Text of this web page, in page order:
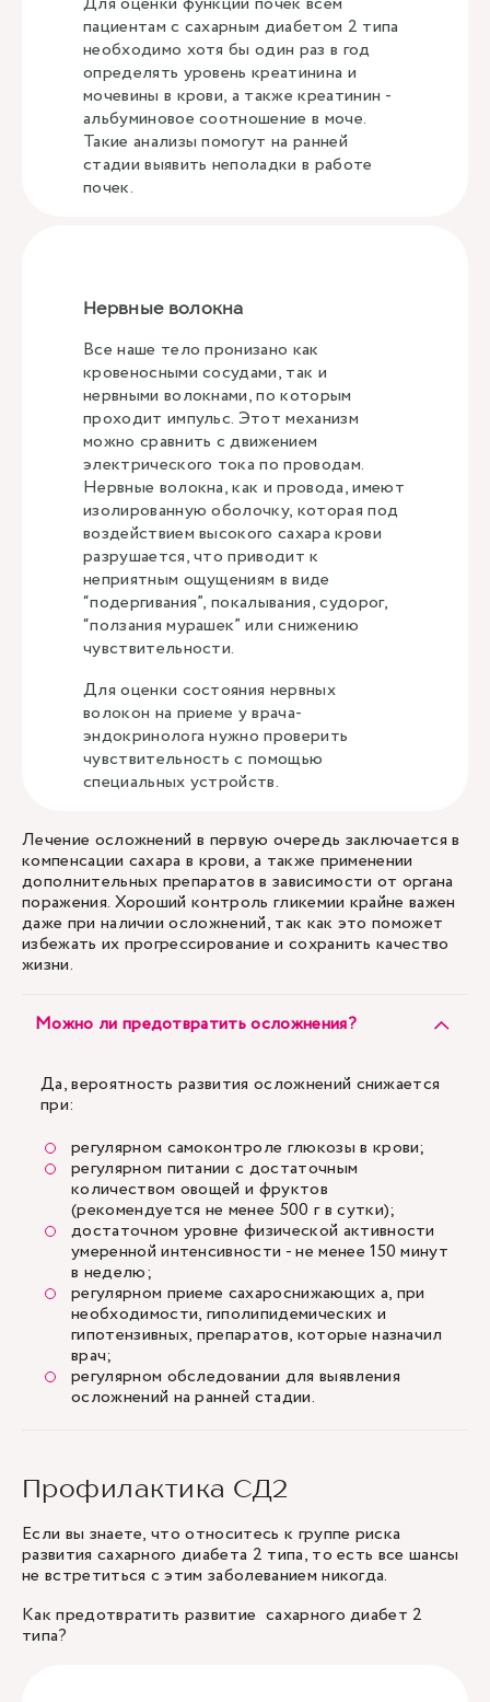
пациентам с сахарным диабетом 2 типа
необходимо хотя бы один раз в год
определять уровень креатинина и
мочевины в крови, а также креатинин -
альбуминовое соотношение в моче.
Такие анализы помогут на ранней
стадии выявить неполадки в работе
почек.
Нервные волокна
Все наше тело пронизано как
кровеносными сосудами, так и
нервными волокнами, по которым
проходит импульс. Этот механизм
можно сравнить с движением
электрического тока по проводам.
Нервные волокна, как и провода, имеют
изолированную оболочку, которая под
воздействием высокого сахара крови
разрушается, что приводит к
неприятным ощущениям в виде
“подергивания”, покалывания, судорог,
“ползания мурашек” или снижению
чувствительности.
Для оценки состояния нервных
волокон на приеме у врача-
эндокринолога нужно проверить
чувствительность с помощью
специальных устройств.
Лечение осложнений в первую очередь заключается в
компенсации сахара в крови, а также применении
дополнительных препаратов в зависимости от органа
поражения. Хороший контроль гликемии крайне важен
даже при наличии осложнений, так как это поможет
избежать их прогрессирование и сохранить качество
жизни.
Можно ли предотвратить осложнения?
Да, вероятность развития осложнений снижается
при:
регулярном самоконтроле глюкозы в крови;
регулярном питании с достаточным
количеством овощей и фруктов
(рекомендуется не менее 500 г в сутки);
достаточном уровне физической активности
умеренной интенсивности - не менее 150 минут
в неделю;
регулярном приеме сахароснижающих а, при
необходимости, гиполипидемических и
гипотензивных, препаратов, которые назначил
врач;
регулярном обследовании для выявления
осложнений на ранней стадии.
Профилактика СД2
Если вы знаете, что относитесь к группе риска
развития сахарного диабета 2 типа, то есть все шансы
не встретиться с этим заболеванием никогда.
Как предотвратить развитие сахарного диабет 2
типа?